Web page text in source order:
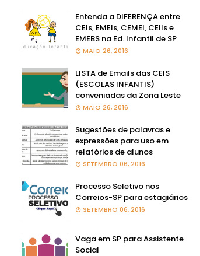
Entenda a DIFERENÇA entre
CEIs, EMEIs, CEMEI, CEIIs e
EMEBS na Ed. Infantil de SP
MAIO 26, 2016
LISTA de Emails das CEIS
(ESCOLAS INFANTIS)
conveniadas da Zona Leste
MAIO 26, 2016
Sugestões de palavras e
expressões para uso em
relatórios de alunos
SETEMBRO 06, 2016
Processo Seletivo nos
Correios-SP para estagiários
SETEMBRO 06, 2016
Vaga em SP para Assistente
Social